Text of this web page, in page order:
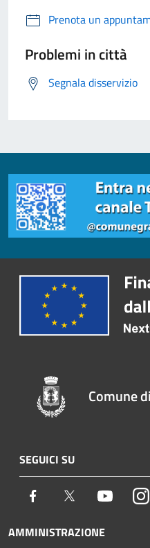
Prenota un
Problemi in città
Segnala disservizio
Comune
SEGUICI SU
Facebook Twitter Youtube
AMMINISTRAZIONE